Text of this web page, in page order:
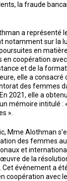
la fraude
a représenté
notamment sur la
en
coopération
et de la
elle a
des femmes
2021, elle a
mémoire intitulé :
».
Mme Alothman
des femmes au
et
de la
événement a
coopération avec